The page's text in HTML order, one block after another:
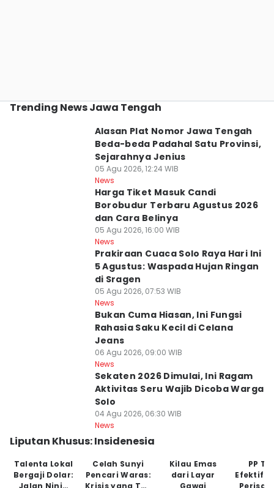
Trending News Jawa Tengah
Alasan Plat Nomor Jawa Tengah
Beda-beda Padahal Satu Provinsi,
Sejarahnya Jenius
05 Agu 2026, 12:24 WIB
News
Harga Tiket Masuk Candi
Borobudur Terbaru Agustus 2026
dan Cara Belinya
05 Agu 2026, 16:00 WIB
News
Prakiraan Cuaca Solo Raya Hari Ini
5 Agustus: Waspada Hujan Ringan
di Sragen
05 Agu 2026, 07:53 WIB
News
Bukan Cuma Hiasan, Ini Fungsi
Rahasia Saku Kecil di Celana
Jeans
06 Agu 2026, 09:00 WIB
News
Sekaten 2026 Dimulai, Ini Ragam
Aktivitas Seru Wajib Dicoba Warga
Solo
04 Agu 2026, 06:30 WIB
News
Liputan Khusus: Insidenesia
Talenta Lokal
Bergaji Dolar:
Jalan Ninja
Celah Sunyi
Pencari Waras:
Krisis yang Tak
Kilau Emas
dari Layar
Gawai
PP
Perisai